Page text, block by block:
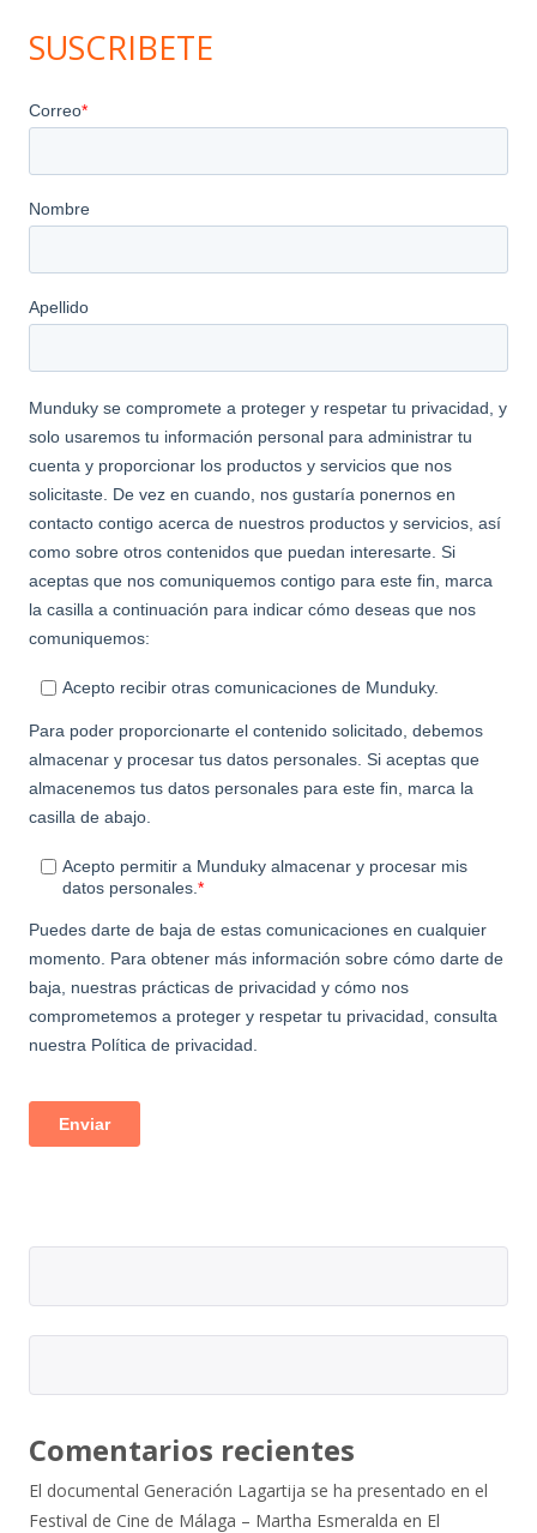
SUSCRIBETE
Comentarios recientes
El documental Generación Lagartija se ha presentado en el
Festival de Cine de Málaga – Martha Esmeralda en El